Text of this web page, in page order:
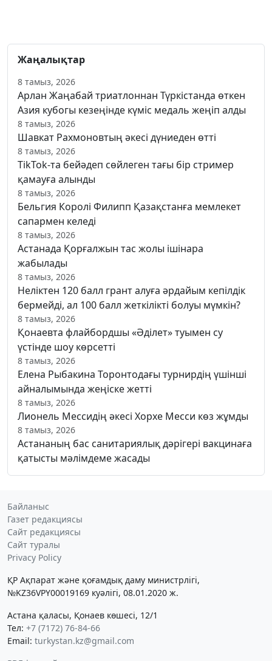
Жаңалықтар
8 тамыз, 2026
Арлан Жаңабай триатлоннан Түркістанда өткен
Азия кубогы кезеңінде күміс медаль жеңіп алды
8 тамыз, 2026
Шавкат Рахмоновтың әкесі дүниеден өтті
8 тамыз, 2026
TikTok-та бейәдеп сөйлеген тағы бір стример
қамауға алынды
8 тамыз, 2026
Бельгия Королі Филипп Қазақстанға мемлекет
сапармен келеді
8 тамыз, 2026
Астанада Қорғалжын тас жолы ішінара
жабылады
8 тамыз, 2026
Неліктен 120 балл грант алуға әрдайым кепілдік
бермейді, ал 100 балл жеткілікті болуы мүмкін?
8 тамыз, 2026
Қонаевта флайбордшы «Әділет» туымен су
үстінде шоу көрсетті
8 тамыз, 2026
Елена Рыбакина Торонтодағы турнирдің үшінші
айналымында жеңіске жетті
8 тамыз, 2026
Лионель Мессидің әкесі Хорхе Месси көз жұмды
8 тамыз, 2026
Астананың бас санитариялық дәрігері вакцинаға
қатысты мәлімдеме жасады
Байланыс
Газет редакциясы
Сайт редакциясы
Сайт туралы
Privacy Policy
ҚР Ақпарат және қоғамдық даму министрлігі,
№KZ36VPY00019169 куәлігі, 08.01.2020 ж.
Астана қаласы, Қонаев көшесі, 12/1
Тел: +7 (7172) 76-84-66
Email: turkystan.kz@gmail.com